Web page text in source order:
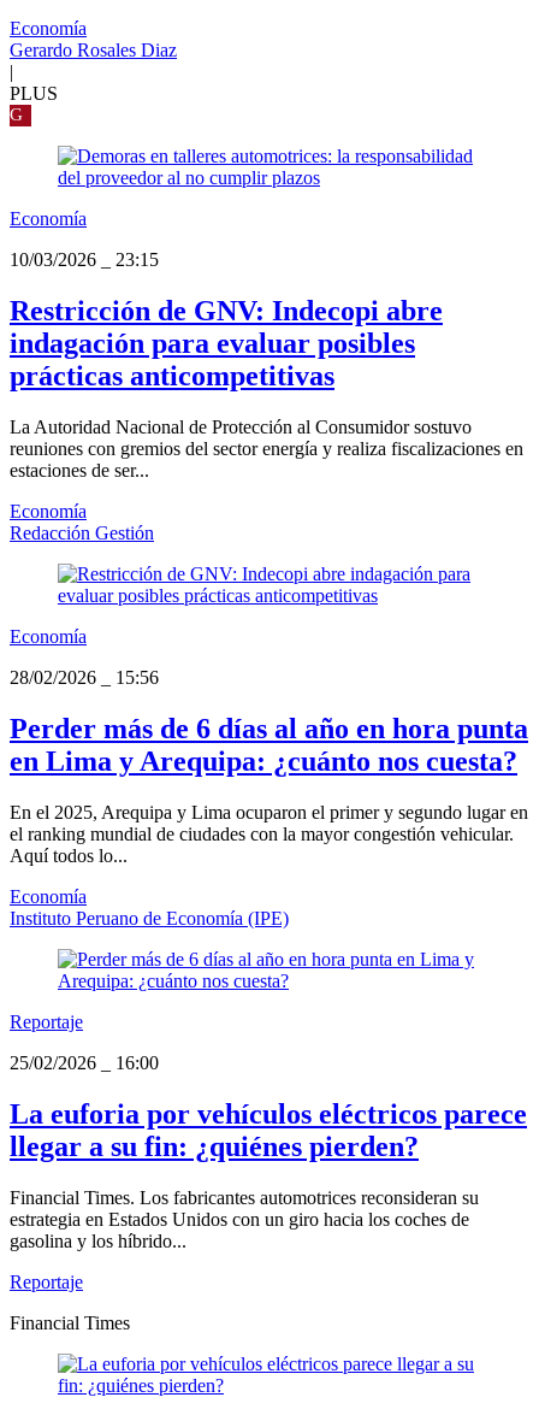
Economía
Gerardo Rosales Diaz
|
PLUS
G
Economía
10/03/2026
23:15
Restricción de GNV: Indecopi abre
indagación para evaluar posibles
prácticas anticompetitivas
La Autoridad Nacional de Protección al Consumidor sostuvo
reuniones con gremios del sector energía y realiza fiscalizaciones en
estaciones de ser...
Economía
Redacción Gestión
Economía
28/02/2026
15:56
Perder más de 6 días al año en hora punta
en Lima y Arequipa: ¿cuánto nos cuesta?
En el 2025, Arequipa y Lima ocuparon el primer y segundo lugar en
el ranking mundial de ciudades con la mayor congestión vehicular.
Aquí todos lo...
Economía
Instituto Peruano de Economía (IPE)
Reportaje
25/02/2026
16:00
La euforia por vehículos eléctricos parece
llegar a su fin: ¿quiénes pierden?
Financial Times. Los fabricantes automotrices reconsideran su
estrategia en Estados Unidos con un giro hacia los coches de
gasolina y los híbrido...
Reportaje
Financial Times